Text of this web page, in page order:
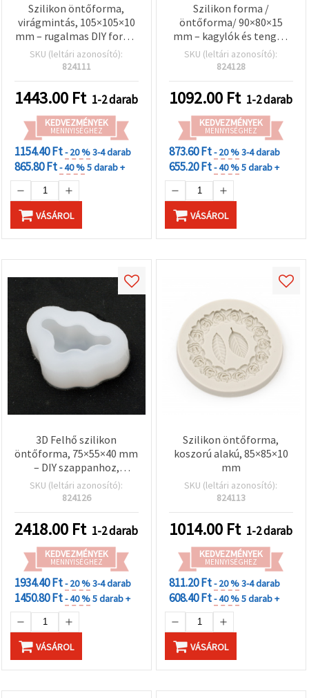
Szilikon öntőforma,
virágmintás, 105×105×10
mm – rugalmas DIY forma
ékszer-, szappan-,
gyertya- és kézműves
SKU (leltári azonosító):
824111
1443.00 Ft 1-2 darab
KEDVEZMÉNYEK
MENNYISÉGHEZ
1154.40 Ft- 20 %3-4 darab
865.80 Ft- 40 %5 darab +
VÁSÁROL
Szilikon forma /
öntőforma/ 90×80×15
mm – kagylók és tengeri
csigák, gyantához,
ékszerkészítéshez
SKU (leltári azonosító):
824128
1092.00 Ft 1-2 darab
KEDVEZMÉNYEK
MENNYISÉGHEZ
873.60 Ft- 20 %3-4 darab
655.20 Ft- 40 %5 darab +
VÁSÁROL
3D Felhő szilikon
öntőforma, 75×55×40 mm
– DIY szappanhoz,
gyertyához,
csokoládéhoz és epoxi
SKU (leltári azonosító):
824126
2418.00 Ft 1-2 darab
KEDVEZMÉNYEK
MENNYISÉGHEZ
1934.40 Ft- 20 %3-4 darab
1450.80 Ft- 40 %5 darab +
VÁSÁROL
Szilikon öntőforma,
koszorú alakú, 85×85×10
mm
SKU (leltári azonosító):
824113
1014.00 Ft 1-2 darab
KEDVEZMÉNYEK
MENNYISÉGHEZ
811.20 Ft- 20 %3-4 darab
608.40 Ft- 40 %5 darab +
VÁSÁROL